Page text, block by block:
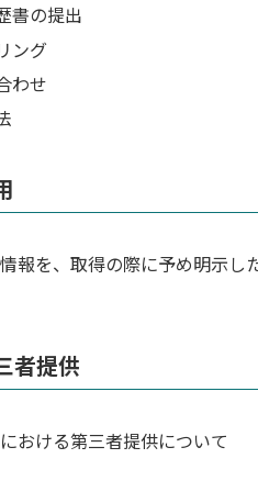
書の提出
ング
わせ
報を、取得の際に予め明示
者提供
おける第三者提供について